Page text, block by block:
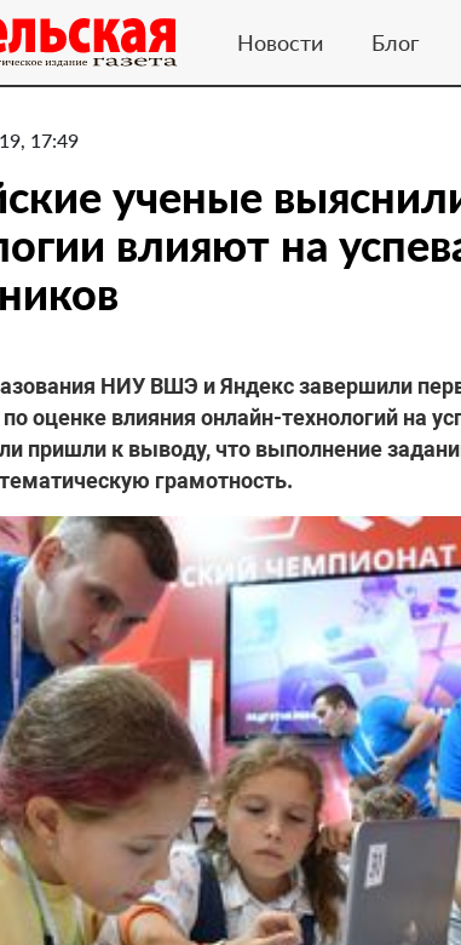
Новости Блог
17:49
ученые
влияют на
НИУ ВШЭ и Яндекс завершили
оценке влияния онлайн-технологий на
пришли к выводу, что выполнение
грамотность.